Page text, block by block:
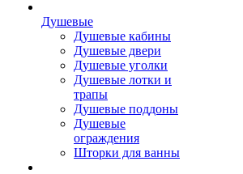
Душевые
Душевые кабины
Душевые двери
Душевые уголки
Душевые лотки и
трапы
Душевые поддоны
Душевые
ограждения
Шторки для ванны